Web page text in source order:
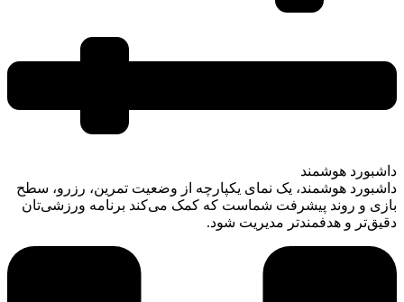
داشبورد هوشمند
داشبورد هوشمند، یک نمای یکپارچه از وضعیت تمرین، رزرو، سطح
بازی و روند پیشرفت شماست که کمک می‌کند برنامه ورزشی‌تان
دقیق‌تر و هدفمندتر مدیریت شود.